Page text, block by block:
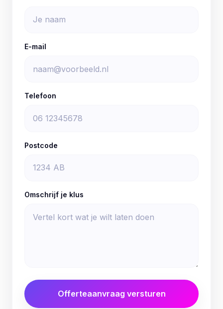
E-mail
Telefoon
Postcode
Omschrijf je klus
Offerteaanvraag versturen